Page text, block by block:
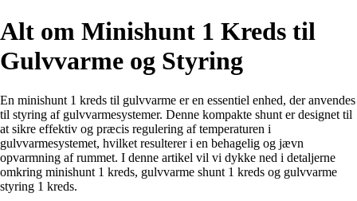
Alt om Minishunt 1 Kreds til
Gulvvarme og Styring
En minishunt 1 kreds til gulvvarme er en essentiel enhed, der anvendes
til styring af gulvvarmesystemer. Denne kompakte shunt er designet til
at sikre effektiv og præcis regulering af temperaturen i
gulvvarmesystemet, hvilket resulterer i en behagelig og jævn
opvarmning af rummet. I denne artikel vil vi dykke ned i detaljerne
omkring minishunt 1 kreds, gulvvarme shunt 1 kreds og gulvvarme
styring 1 kreds.